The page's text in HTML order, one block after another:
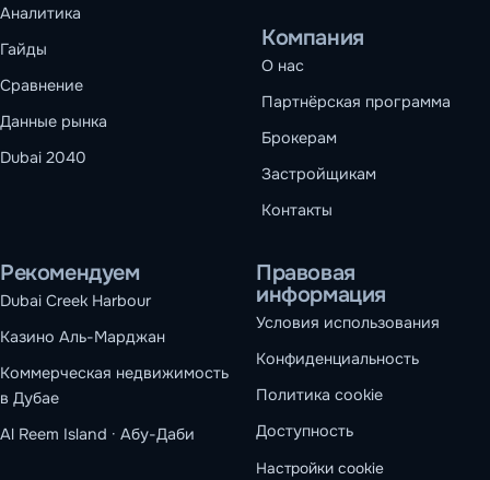
Аналитика
Гайды
Сравнение
Данные рынка
Dubai 2040
Компания
О нас
Партнёрская программа
Брокерам
Застройщикам
Контакты
Рекомендуем
Dubai Creek Harbour
Казино Аль-Марджан
Коммерческая недвижимость
в Дубае
Al Reem Island · Абу-Даби
Правовая
информация
Условия использования
Конфиденциальность
Политика cookie
Доступность
Настройки cookie